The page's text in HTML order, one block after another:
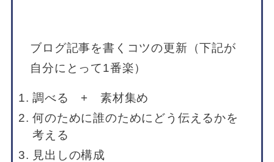
ブログ記事を書くコツの更新（下記が
自分にとって1番楽）
調べる + 素材集め
何のために誰のためにどう伝えるかを
考える
見出しの構成